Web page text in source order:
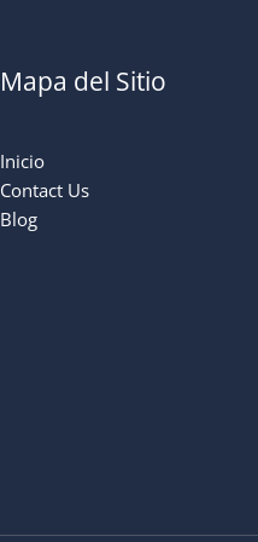
Mapa del Sitio
Inicio
Contact Us
Blog